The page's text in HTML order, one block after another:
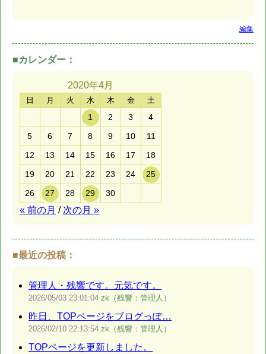
編集
■カレンダー：
2020年4月
日 月 火 水 木 金 土
1 2 3
4
5
6 7 8 9 10
11
12
13 14 15 16 17
18
19
20 21 22 23 24
25
26
27 28 29 30
« 前の月 / 次の月 »
■最近の投稿：
管理人・残響です。元気です。
2026/05/03 23:01:04 zk（残響：管理人）
昨日、TOPページをブログっぽ…
2026/02/10 22:13:54 zk（残響：管理人）
TOPページを更新しました。